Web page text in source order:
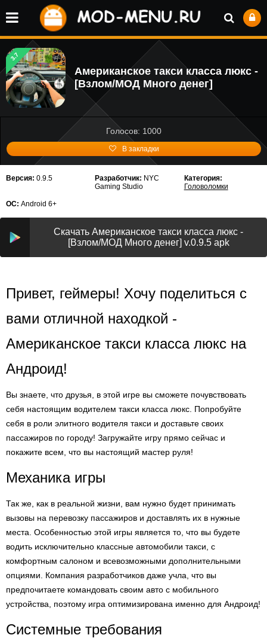
3.7
Американское такси класса люкс -
[Взлом/МОД Много денег]
Голосов: 1000
В закладки
Версия: 0.9.5 Разработчик: NYC
Gaming Studio
Категория:
Головоломки
ОС: Android 6+
Скачать Американское такси класса люкс -
[Взлом/МОД Много денег] v.0.9.5 apk
Привет, геймеры! Хочу поделиться с
вами отличной находкой -
Американское такси класса люкс на
Андроид!
Вы знаете, что друзья, в этой игре вы сможете почувствовать
себя настоящим водителем такси класса люкс. Попробуйте
себя в роли элитного водителя такси и доставьте своих
пассажиров по городу! Загружайте игру прямо сейчас и
покажите всем, что вы настоящий мастер руля!
Механика игры
Так же, как в реальной жизни, вам нужно будет принимать
вызовы на перевозку пассажиров и доставлять их в нужные
места. Особенностью этой игры является то, что вы будете
водить исключительно классные автомобили такси, с
комфортным салоном и всевозможными дополнительными
опциями. Компания разработчиков даже учла, что вы
предпочитаете командовать своим авто с мобильного
устройства, поэтому игра оптимизирована именно для Андроид!
Системные требования